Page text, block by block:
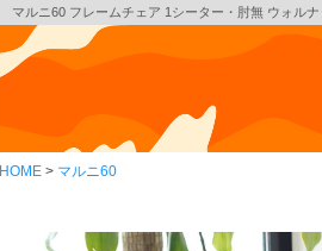
マルニ60 フレームチェア 1シーター・肘無 ウォル
HOME マルニ60